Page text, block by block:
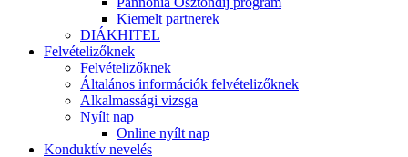
Kiemelt partnerek
DIÁKHITEL
Felvételizőknek
Felvételizőknek
Általános információk felvételizőknek
Alkalmassági vizsga
Nyílt nap
Online nyílt nap
Konduktív nevelés